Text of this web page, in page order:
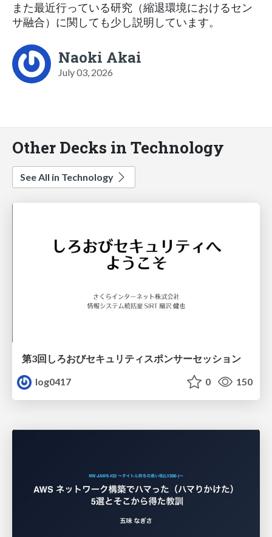
また最近行っている研究（縮退環境におけるセン
サ融合）に関しても少し説明しています。
Naoki Akai
July 03, 2026
Other Decks in Technology
See All in Technology
第3回しろおびセキュリティスポンサーセッション
log0417
0 150